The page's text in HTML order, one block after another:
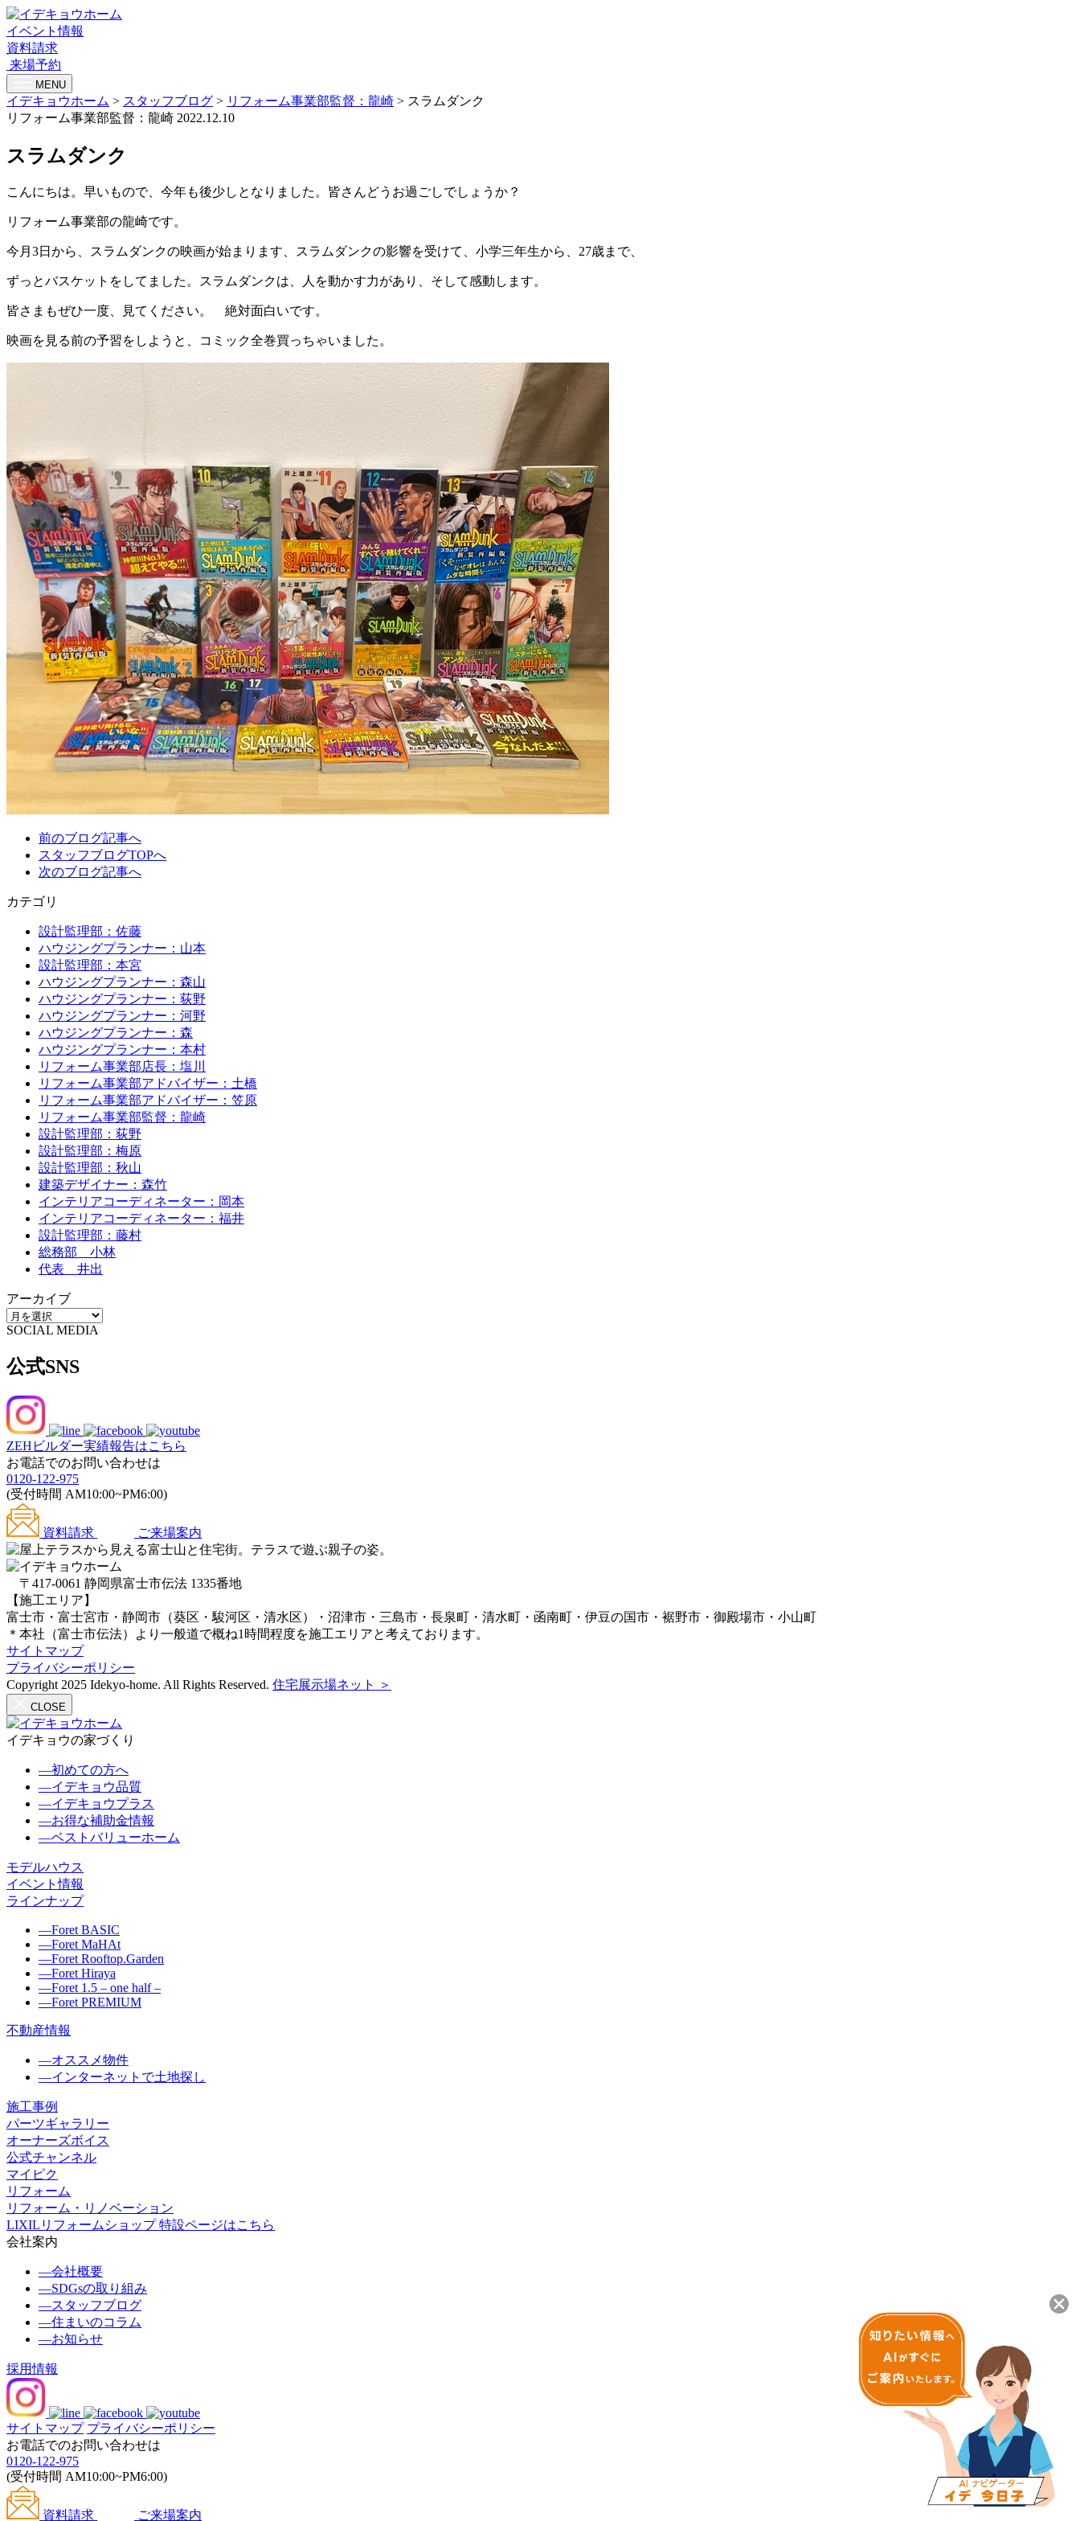
イベント情報
資料請求
来場予約
MENU
イデキョウホーム > スタッフブログ > リフォーム事業部監督：龍崎 > スラムダンク
リフォーム事業部監督：龍崎 2022.12.10
スラムダンク
こんにちは。早いもので、今年も後少しとなりました。皆さんどうお過ごしでしょうか？
リフォーム事業部の龍崎です。
今月3日から、スラムダンクの映画が始まります、スラムダンクの影響を受けて、小学三年生から、27歳まで、
ずっとバスケットをしてました。スラムダンクは、人を動かす力があり、そして感動します。
皆さまもぜひ一度、見てください。 絶対面白いです。
映画を見る前の予習をしようと、コミック全巻買っちゃいました。
前のブログ記事へ
スタッフブログTOPへ
次のブログ記事へ
カテゴリ
設計監理部：佐藤
ハウジングプランナー：山本
設計監理部：本宮
ハウジングプランナー：森山
ハウジングプランナー：荻野
ハウジングプランナー：河野
ハウジングプランナー：森
ハウジングプランナー：本村
リフォーム事業部店長：塩川
リフォーム事業部アドバイザー：土橋
リフォーム事業部アドバイザー：笠原
リフォーム事業部監督：龍崎
設計監理部：荻野
設計監理部：梅原
設計監理部：秋山
建築デザイナー：森竹
インテリアコーディネーター：岡本
インテリアコーディネーター：福井
設計監理部：藤村
総務部 小林
代表 井出
アーカイブ
SOCIAL MEDIA
公式SNS
ZEHビルダー実績報告はこちら
お電話でのお問い合わせは
0120-122-975
(受付時間 AM10:00~PM6:00)
資料請求 ご来場案内
〒417-0061 静岡県富士市伝法 1335番地
【施工エリア】
富士市・富士宮市・静岡市（葵区・駿河区・清水区）・沼津市・三島市・長泉町・清水町・函南町・伊豆の国市・裾野市・御殿場市・小山町
＊本社（富士市伝法）より一般道で概ね1時間程度を施工エリアと考えております。
サイトマップ
プライバシーポリシー
Copyright 2025 Idekyo-home. All Rights Reserved. 住宅展示場ネット ＞
CLOSE
イデキョウの家づくり
―初めての方へ
―イデキョウ品質
―イデキョウプラス
―お得な補助金情報
―ベストバリューホーム
モデルハウス
イベント情報
ラインナップ
―Foret BASIC
―Foret MaHAt
―Foret Rooftop.Garden
―Foret Hiraya
―Foret 1.5 – one half –
―Foret PREMIUM
不動産情報
―オススメ物件
―インターネットで土地探し
施工事例
パーツギャラリー
オーナーズボイス
公式チャンネル
マイピク
リフォーム
リフォーム・リノベーション
LIXILリフォームショップ 特設ページはこちら
会社案内
―会社概要
―SDGsの取り組み
―スタッフブログ
―住まいのコラム
―お知らせ
採用情報
サイトマップ プライバシーポリシー
お電話でのお問い合わせは
0120-122-975
(受付時間 AM10:00~PM6:00)
資料請求 ご来場案内